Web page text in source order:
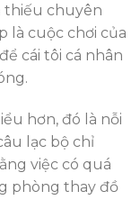
thiếu chuyên
là cuộc chơi của
cái tôi cá nhân
hơn, đó là nỗi
lạc bộ chỉ
việc có quá
phòng thay đồ